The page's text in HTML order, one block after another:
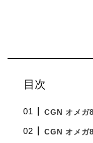
目次
CGN オメガ
CGN オメガ